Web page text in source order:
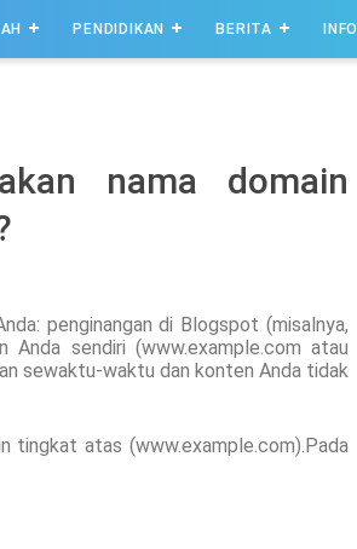
PENDIDIKAN BERITA INFO
nama domain
penginangan di Blogspot (misalnya,
Anda sendiri (www.example.com atau
sewaktu-waktu dan konten Anda tidak
tingkat atas (www.example.com).Pada